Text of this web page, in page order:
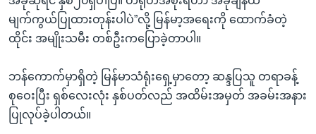
မျက်ကွယ်ပြုထားတုန်းပါပဲ”လို့ မြန်မာ့အရေးကို ထောက်ခံတဲ့
ထိုင်း အမျိုးသမီး တစ်ဦးကပြောခဲ့တာပါ။
ဘန်ကောက်မှာရှိတဲ့ မြန်မာသံရုံးရှေ့မှာတော့ ဆန္ဒပြသူ တရာခန့်
စုဝေးပြီး ရှစ်လေးလုံး နှစ်ပတ်လည် အထိမ်းအမှတ် အခမ်းအနား
ပြုလုပ်ခဲ့ပါတယ်။